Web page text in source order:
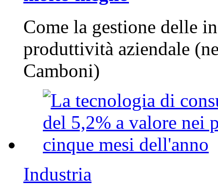
Come la gestione delle
produttività aziendale
Camboni)
Industria